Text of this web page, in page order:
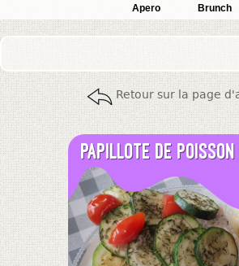
Apero
Brunch
Retour sur la page
Papillote de